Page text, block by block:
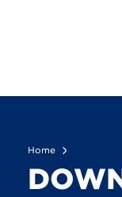
Home